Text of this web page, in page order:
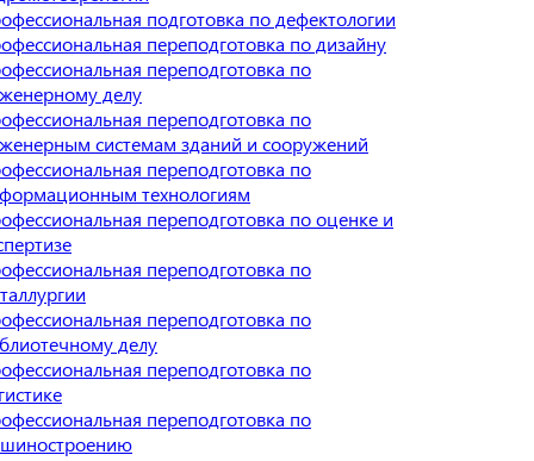
подготовка по дефектологии
переподготовка по дизайну
переподготовка по
делу
переподготовка по
системам зданий и сооружений
переподготовка по
технологиям
переподготовка по оценке и
переподготовка по
переподготовка по
делу
переподготовка по
переподготовка по